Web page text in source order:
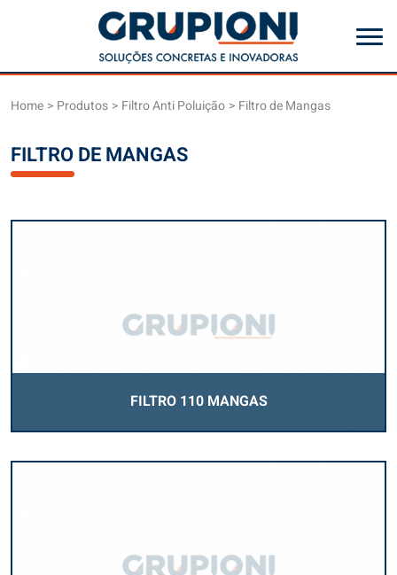
Home Produtos Filtro Anti Poluição Filtro de Mangas
FILTRO DE MANGAS
FILTRO 110 MANGAS